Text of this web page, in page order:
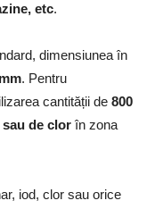
etc.
dimensiunea în
. Pentru
cantității de 800
de clor în zona
iod, clor sau orice